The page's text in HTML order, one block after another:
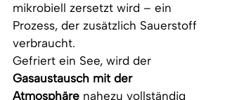
mikrobiell zersetzt wird – ein
Prozess, der zusätzlich Sauerstoff
verbraucht.
Gefriert ein See, wird der
Gasaustausch mit der
Atmosphäre nahezu vollständig